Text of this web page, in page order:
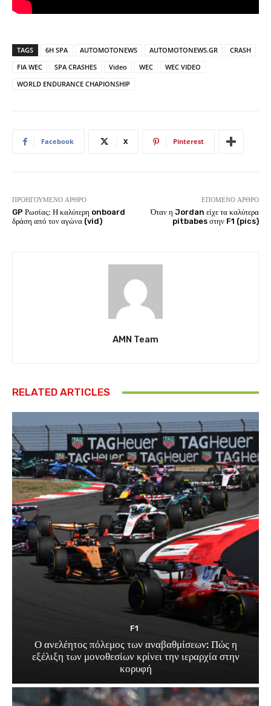
TAGS 6H SPA AUTOMOTONEWS AUTOMOTONEWS.GR
CRASH
FIA WEC
SPA CRASHES Video WEC
WEC VIDEO
WORLD ENDURANCE CHAPIONSHIP
Facebook X Pinterest
ΠΡΟΗΓΟΎΜΕΝΟ ΆΡΘΡΟ
GP Ρωσίας: Η καλύτερη onboard
δράση από τον αγώνα (vid)
ΕΠΌΜΕΝΟ ΆΡΘΡΟ
Όταν η Jordan είχε τα καλύτερα
pitbabes στην F1 (pics)
AMN Team
RELATED ARTICLES
F1
Ο ανελέητος πόλεμος των αναβαθμίσεων: Πώς η
εξέλιξη των μονοθεσίων κρίνει την ιεραρχία στην
κορυφή